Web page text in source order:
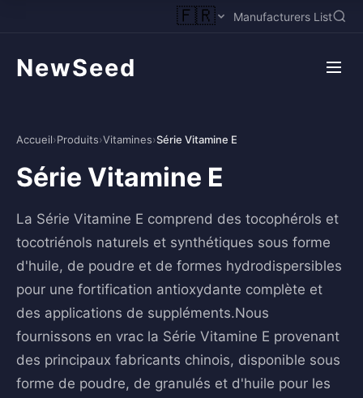
🇫🇷 Manufacturers List
NewSeed
Accueil›Produits›Vitamines›Série Vitamine E
Série Vitamine E
La Série Vitamine E comprend des tocophérols et
tocotriénols naturels et synthétiques sous forme
d'huile, de poudre et de formes hydrodispersibles
pour une fortification antioxydante complète et
des applications de suppléments.Nous
fournissons en vrac la Série Vitamine E provenant
des principaux fabricants chinois, disponible sous
forme de poudre, de granulés et d'huile pour les